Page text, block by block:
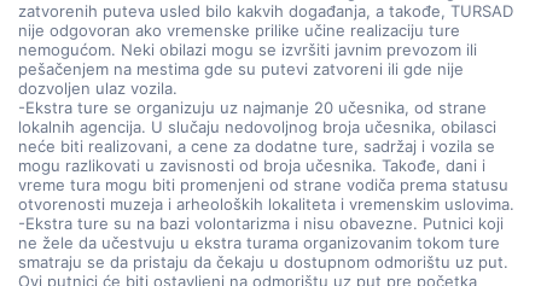
zatvorenih puteva usled bilo kakvih događanja, a takođe, TURSAD
nije odgovoran ako vremenske prilike učine realizaciju ture
nemogućom. Neki obilazi mogu se izvršiti javnim prevozom ili
pešačenjem na mestima gde su putevi zatvoreni ili gde nije
dozvoljen ulaz vozila.
-Ekstra ture se organizuju uz najmanje 20 učesnika, od strane
lokalnih agencija. U slučaju nedovoljnog broja učesnika, obilasci
neće biti realizovani, a cene za dodatne ture, sadržaj i vozila se
mogu razlikovati u zavisnosti od broja učesnika. Takođe, dani i
vreme tura mogu biti promenjeni od strane vodiča prema statusu
otvorenosti muzeja i arheoloških lokaliteta i vremenskim uslovima.
-Ekstra ture su na bazi volontarizma i nisu obavezne. Putnici koji
ne žele da učestvuju u ekstra turama organizovanim tokom ture
smatraju se da pristaju da čekaju u dostupnom odmorištu uz put.
Ovi putnici će biti ostavljeni na odmorištu uz put pre početka